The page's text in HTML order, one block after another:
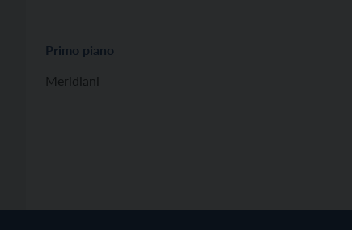
Primo piano
Meridiani